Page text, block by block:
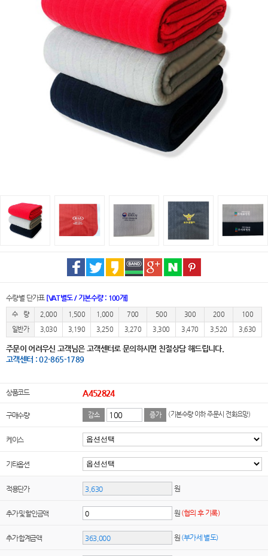
수량별 단가표 [VAT별도 / 기본수량 : 100개]
수 량 2,000 1,500 1,000 700 500 300 200
100
일반가
3,030 3,190 3,250 3,270 3,300 3,470 3,520 3,630
주문이 어려우신 고객님은 고객센터로 문의하시면 친절상담 해드립니다.
고객센터 : 02-865-1789
상품코드 A452824
구매수량 감소 증가 (기본수량 이하 주문시 전화요망)
케이스
기타옵션
적용단가 원
추가 및 할인금액 원 (협의 후 기록)
추가 합계금액 원 (부가세 별도)